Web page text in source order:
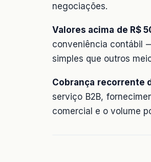
negociações.
Valores acima de R$
conveniência contábil
simples que outros
Cobrança recorrente
serviço B2B,
comercial e o volume